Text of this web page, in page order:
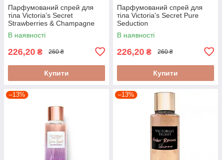
Парфумований спрей для
тіла Victoria's Secret
Strawberries & Champagne
250ml
В наявності
226,20 ₴ 260 ₴
Купити
Парфумований спрей для
тіла Victoria's Secret Pure
Seduction
В наявності
226,20 ₴ 260 ₴
Купити
–13% –13%